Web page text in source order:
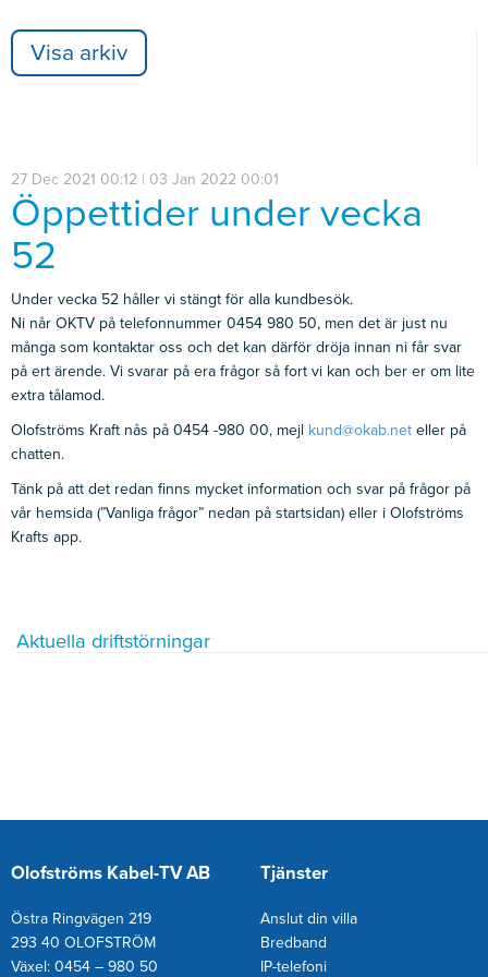
Visa arkiv
27 Dec 2021 00:12 | 03 Jan 2022 00:01
Öppettider under vecka
52
Under vecka 52 håller vi stängt för alla kundbesök.
Ni når OKTV på telefonnummer 0454 980 50, men det är just nu
många som kontaktar oss och det kan därför dröja innan ni får svar
på ert ärende. Vi svarar på era frågor så fort vi kan och ber er om lite
extra tålamod.
Olofströms Kraft nås på 0454 -980 00, mejl kund@okab.net eller på
chatten.
Tänk på att det redan finns mycket information och svar på frågor på
vår hemsida (”Vanliga frågor” nedan på startsidan) eller i Olofströms
Krafts app.
Aktuella driftstörningar
Olofströms Kabel-TV AB
Östra Ringvägen 219
293 40 OLOFSTRÖM
Växel: 0454 – 980 50
Tjänster
Anslut din villa
Bredband
IP-telefoni